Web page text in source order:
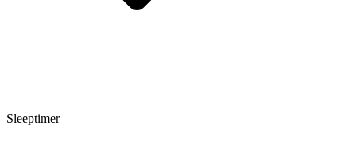
Sleeptimer